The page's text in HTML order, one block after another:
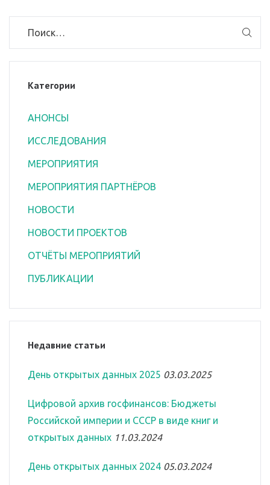
Категории
АНОНСЫ
ИССЛЕДОВАНИЯ
МЕРОПРИЯТИЯ
МЕРОПРИЯТИЯ ПАРТНЁРОВ
НОВОСТИ
НОВОСТИ ПРОЕКТОВ
ОТЧЁТЫ МЕРОПРИЯТИЙ
ПУБЛИКАЦИИ
Недавние статьи
День открытых данных 2025 03.03.2025
Цифровой архив госфинансов: Бюджеты
Российской империи и СССР в виде книг и
открытых данных 11.03.2024
День открытых данных 2024 05.03.2024